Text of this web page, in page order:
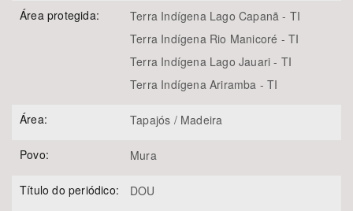
Área protegida:
Terra Indígena Lago Capanã - TI
Terra Indígena Rio Manicoré - TI
Terra Indígena Lago Jauari - TI
Terra Indígena Ariramba - TI
Área: Tapajós / Madeira
Povo: Mura
Título do periódico: DOU